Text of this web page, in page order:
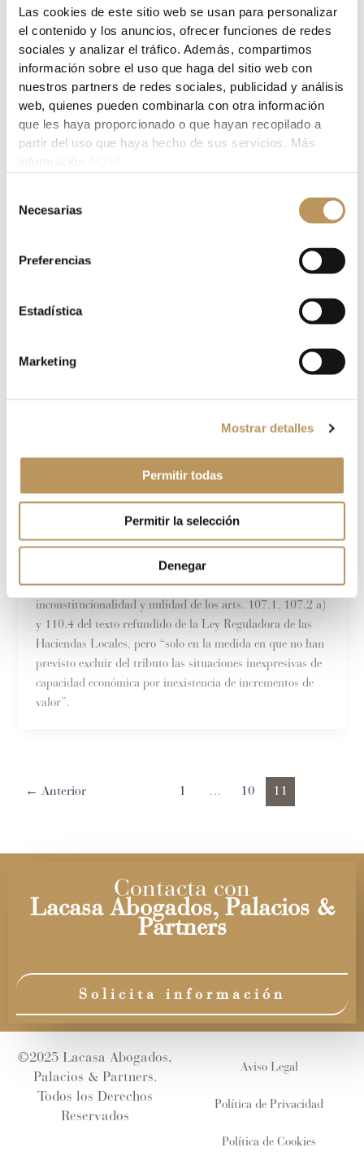
Las cookies de este sitio web se usan para personalizar
el contenido y los anuncios, ofrecer funciones de redes
sociales y analizar el tráfico. Además, compartimos
información sobre el uso que haga del sitio web con
nuestros partners de redes sociales, publicidad y análisis
web, quienes pueden combinarla con otra información
que les haya proporcionado o que hayan recopilado a
partir del uso que haya hecho de sus servicios. Más
Necesarias
Preferencias
Estadística
Marketing
Mostrar detalles
Permitir todas
Permitir la selección
Denegar
El pasado 16 de mayo de 2017 se publicó en el Boletín
Oficial del Estado la Instrucción de 9 de
Comentario sobre la plusvalía municipal a raíz
de la Sentencia del Tribunal Constitucional de
11 de mayo de 2017
Lacasa Abogados/mayo 29, 2017
Con fecha 11 de mayo de 2017, el Pleno del Tribunal
Constitucional ha acordado por unanimidad declarar la
inconstitucionalidad y nulidad de los arts. 107.1, 107.2 a)
y 110.4 del texto refundido de la Ley Reguladora de las
Haciendas Locales, pero “solo en la medida en que no han
previsto excluir del tributo las situaciones inexpresivas de
capacidad económica por inexistencia de incrementos de
valor”.
← Anterior 1 … 10 11
Contacta con
Lacasa Abogados, Palacios &
Partners
Solicita información
©2025 Lacasa Abogados,
Palacios & Partners.
Todos los Derechos
Reservados
Aviso Legal
Política de Privacidad
Política de Cookies